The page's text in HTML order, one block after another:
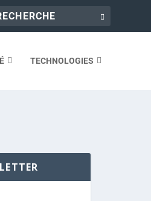
TECHNOLOGIES